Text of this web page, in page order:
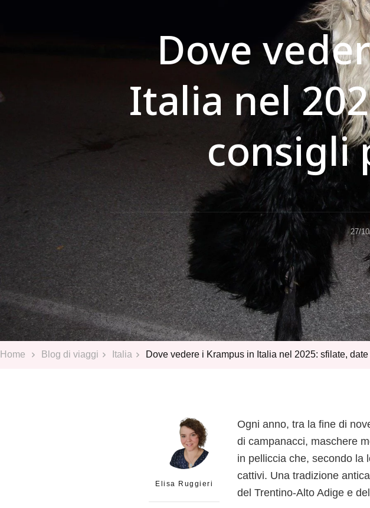
Dove
Italia nel
consigli
27/
Home Blog di viaggi Italia Dove vedere i Krampus in Italia nel 2025: sfilate,
Elisa Ruggieri
Ogni anno, tra la fine di
di campanacci, maschere
in pelliccia che, secondo la
cattivi. Una tradizione
del Trentino-Alto Adige e